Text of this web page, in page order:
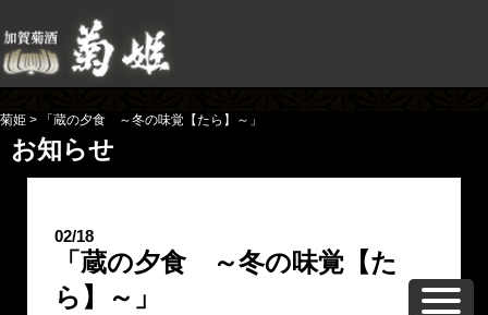
菊姫 > 「蔵の夕食 ～冬の味覚【たら】～」
お知らせ
02/18
「蔵の夕食 ～冬の味覚【た
ら】～」